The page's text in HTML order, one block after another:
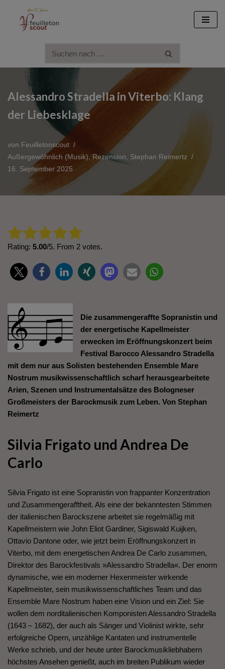
Zum
Alessandro Stradella in Viterbo: Klang
der Liebesklage
von Feuilletonscout
Außergewöhnlich (Musik), Rezension, Stephan Reimertz
16. September 2025
Rate this item:
Rating: 5.00/5. From 2 votes.
Die zusammengeraffte Sopranistin und
der energetische Kapellmeister
erwecken im Eröffnungskonzert beim
Festival Barocco Alessandro Stradella
mit dem nur aus Solisten bestehenden Ensemble Mare
Nostrum musikwissenschaftlich scharf herausgearbeitete
Arien, Szenen und Instrumentalsätze des Bologneser
Großmeisters der Barockmusik zum Leben. Von Stephan
Reimertz
Silvia Frigato und Andrea De
Carlo
Silvia Frigato ist eine Sopranistin von frappanter Konzentration
und Zusammengerafftheit. Als eine der bekanntesten Stimmen
der italienischen Barockszene arbeitet sie regelmäßig mit
Kapellmeistern wie John Eliot Gardiner, Sigiswald Kuijken,
Ottavio Dantone oder, wie jetzt beim Eröffnungskonzert in
Viterbo, mit dem energetischen Andrea De Carlo zusammen,
Direktor des Barockfestivals »Alessandro Stradella«. Der enorm
dynamische, wie ein moderner Hexenmeister wirkende
Kapellmeister, sein musikwissenschaftliches Team und das
Ensemble Mare Nostrum haben eine Vision und ein Ziel: Sie
wollen dem norditalienischen Komponisten Alessandro Stradella
(1643 – 1682), der auch als Sänger und Violinist wirkte, sehr
erfolgreiche Opern, unzählige Kantaten und instrumentelle
Werke schrieb, und der heute unter Barockmusikliebhabern
höchstes Ansehen genießt, auch im breiten Publikum wieder